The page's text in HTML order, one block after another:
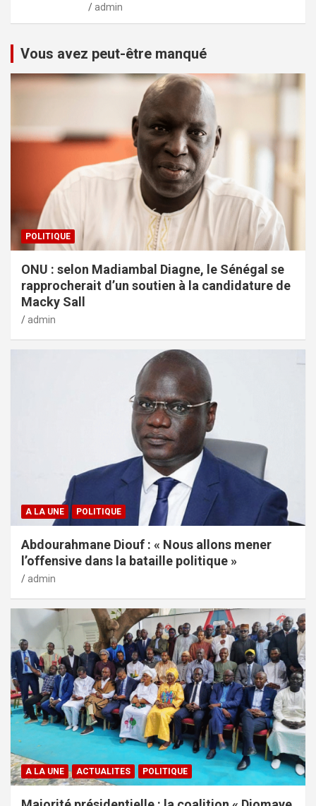
admin
Vous avez peut-être manqué
POLITIQUE
ONU : selon Madiambal Diagne, le Sénégal se
rapprocherait d’un soutien à la candidature de
Macky Sall
admin
A LA UNE POLITIQUE
Abdourahmane Diouf : « Nous allons mener
l’offensive dans la bataille politique »
admin
A LA UNE ACTUALITES POLITIQUE